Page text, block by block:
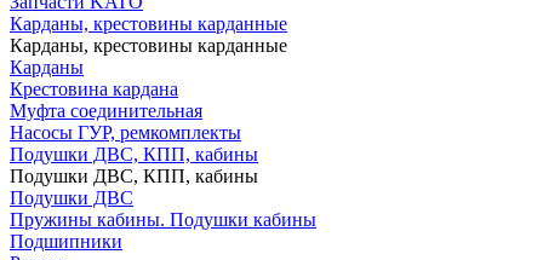
Карданы, крестовины карданные
Карданы, крестовины карданные
Карданы
Крестовина кардана
Муфта соединительная
Насосы ГУР, ремкомплекты
Подушки ДВС, КПП, кабины
Подушки ДВС, КПП, кабины
Подушки ДВС
Пружины кабины. Подушки кабины
Подшипники